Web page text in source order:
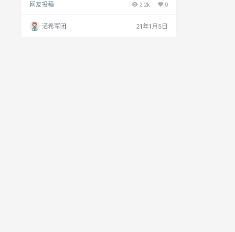
道收益，日入过万，月入30万 玩法介绍： ①：注
接龙抢答，每次游戏100人参与，第一个抢答成功
的会员获得0.3元现金红包，余者每人获得一个金币
网友投稿 2.2k 0
诺希军团 21年1月5日